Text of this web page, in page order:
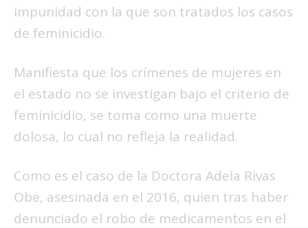
impunidad con la que son tratados los casos
de feminicidio.
Manifiesta que los crímenes de mujeres en
el estado no se investigan bajo el criterio de
feminicidio, se toma como una muerte
dolosa, lo cual no refleja la realidad.
Como es el caso de la Doctora Adela Rivas
Obe, asesinada en el 2016, quien tras haber
denunciado el robo de medicamentos en el